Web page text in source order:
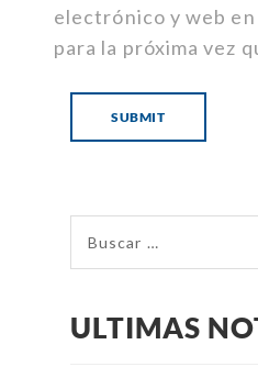
electrónico y web
para la próxima vez
ULTIMAS